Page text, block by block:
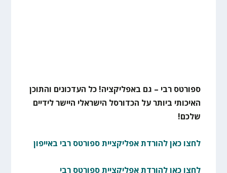
ספורטס רבי – גם באפליקציה! כל העדכונים והתוכן
האיכותי ביותר על הכדורסל הישראלי היישר לידיים
שלכם!
לחצו כאן להורדת אפליקציית ספורטס רבי באייפון
לחצו כאן להורדת אפליקציית ספורטס רבי